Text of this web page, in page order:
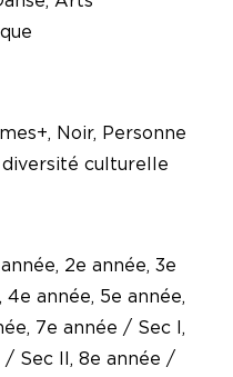
Noir, Personne
diversité culturelle
2e année, 3e
4e année, 5e année,
7e année / Sec I,
/ Sec II, 8e année /